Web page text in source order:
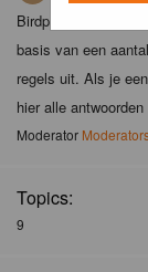
Birdpix is niet
basis van een
regels uit. Als je
hier alle antwoorden
Moderator
Topics:
9